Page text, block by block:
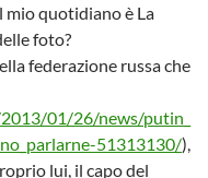
mio quotidiano è La
foto?
federazione russa che
01/26/news/putin_
51313130/),
lui, il capo del